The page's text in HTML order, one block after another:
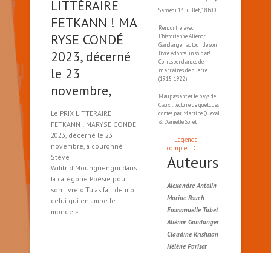
LITTÉRAIRE
FETKANN ! MA
RYSE CONDÉ
2023, décerné
le 23
novembre,
Le PRIX LITTÉRAIRE
FETKANN ! MARYSE CONDÉ
2023, décerné le 23
novembre, a couronné
Stève
Wilifrid Mounguengui dans
la catégorie Poésie pour
son livre « Tu as fait de moi
celui qui enjambe le
monde ».
Samedi 13 juillet, 18h00
Rencontre avec
l'historienne Aliénor
Gandanger autour de son
livre Adopte un soldat!
Correspondances de
marraines de guerre
(1915-1922)
Maupassant et le pays de
Caux : lecture de quelques
contes par Martine Queval
& Danielle Soret
L'agenda
complet ICI
Auteurs
Alexandre Antolin
Marine Rouch
Emmanuelle Tabet
Aliénor Gandanger
Claudine Krishnan
Hélène Parisot